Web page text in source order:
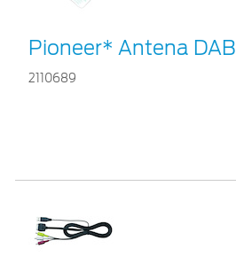
Pioneer* Antena DAB
2110689